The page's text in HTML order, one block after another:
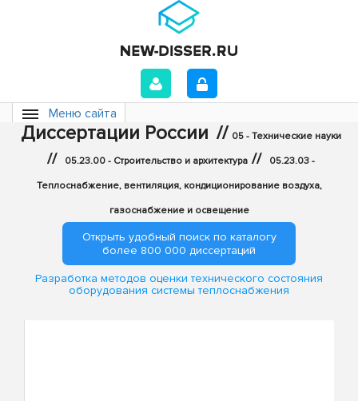
Меню сайта
Диссертации России // 05 - Технические науки
// 05.23.00 - Строительство и архитектура // 05.23.03 -
Теплоснабжение, вентиляция, кондиционирование воздуха,
газоснабжение и освещение
Открыть удобный поиск по каталогу
более 800 000 диссертаций
Разработка методов оценки технического состояния
оборудования системы теплоснабжения